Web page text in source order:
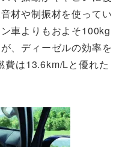
材や制振材を使ってい
車よりもおよそ100kg
、ディーゼルの効率を
費は13.6km/Lと優れた